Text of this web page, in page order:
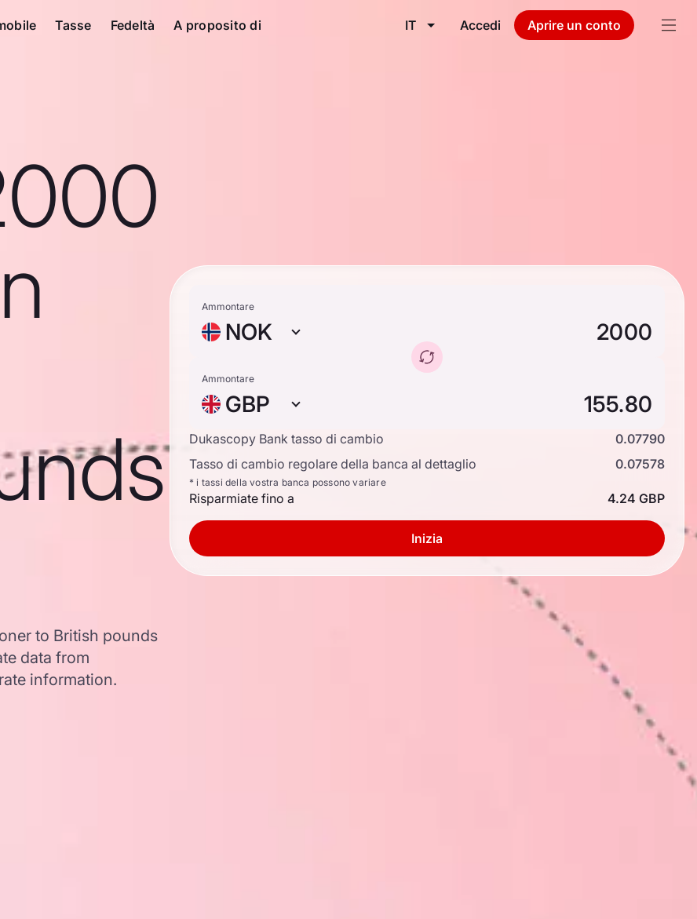
Tasse Fedeltà A proposito di IT Accedi Aprire un conto
to British pounds
data from
information.
Ammontare
NOK
Ammontare
GBP
Dukascopy Bank tasso di cambio
0.07790
Tasso di cambio regolare della banca al dettaglio
0.07578
* i tassi della vostra banca possono variare
Risparmiate fino a 4.24 GBP
Inizia